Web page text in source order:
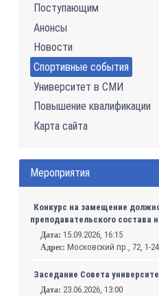
Поступающим
Анонсы
Новости
Спортивные события
Университет в СМИ
Повышение квалификации
Карта сайта
Мероприятия
Конкурс на замещение
преподавательского состава
Дата: 15.09.2026, 16:15
Адрес: Московский пр., 72, 1-
Заседание Совета
Дата: 23.06.2026, 13:00